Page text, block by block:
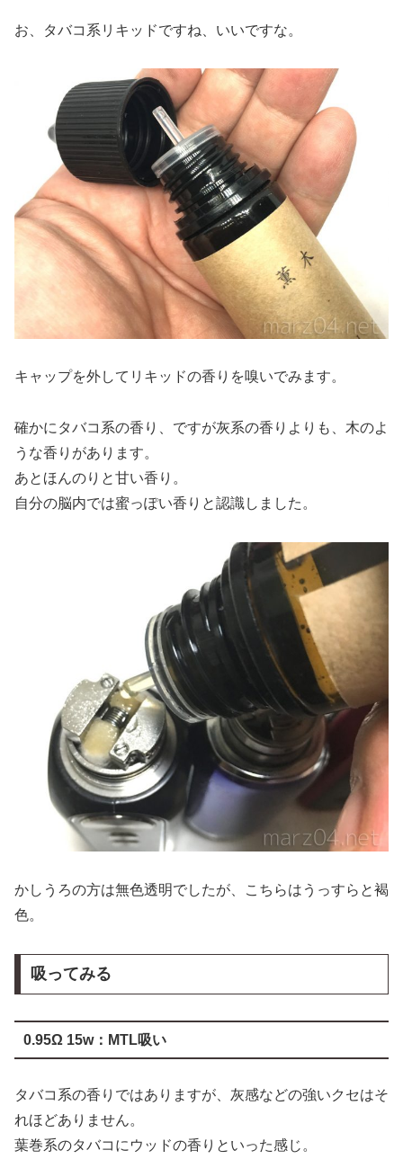
お、タバコ系リキッドですね、いいですな。
キャップを外してリキッドの香りを嗅いでみます。
確かにタバコ系の香り、ですが灰系の香りよりも、木のよ
うな香りがあります。
あとほんのりと甘い香り。
自分の脳内では蜜っぽい香りと認識しました。
かしうろの方は無色透明でしたが、こちらはうっすらと褐
色。
吸ってみる
0.95Ω 15w：MTL吸い
タバコ系の香りではありますが、灰感などの強いクセはそ
れほどありません。
葉巻系のタバコにウッドの香りといった感じ。